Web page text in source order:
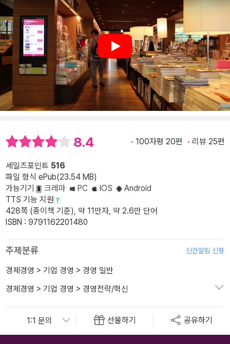
Play
8.4 100자평 20편 리뷰 25편
세일즈포인트 516
파일 형식 ePub(23.54 MB)
가능기기
크레마 PC IOS
Android
TTS 기능 지원
428쪽 (종이책 기준), 약 11만자, 약 2.6만 단어
ISBN : 9791162201480
주제분류 신간알림 신청
경제경영 > 기업 경영 > 경영 일반
경제경영 > 기업 경영 > 경영전략/혁신
선물하기 공유하기